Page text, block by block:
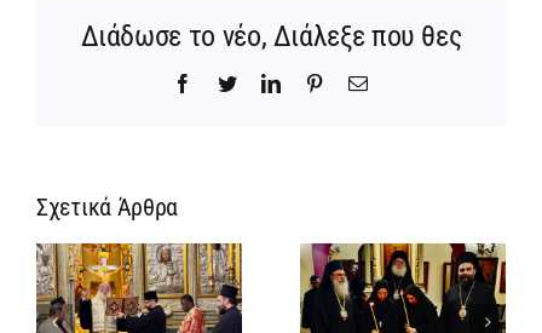
Διάδωσε το νέο, Διάλεξε που θες
Facebook
TwitterLinkedInPinterestEmail
Σχετικά ΆρθραΊδρυση
Γυναικείας
Ιεράς
Πατριαρχικής
και